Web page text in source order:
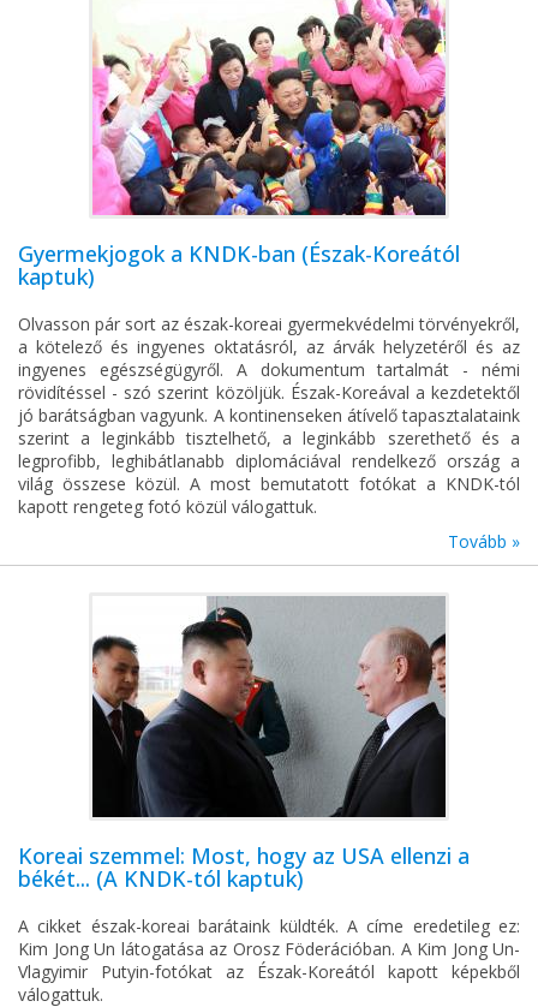
Gyermekjogok a KNDK-ban (Észak-Koreától
kaptuk)
Olvasson pár sort az észak-koreai gyermekvédelmi törvényekről,
a kötelező és ingyenes oktatásról, az árvák helyzetéről és az
ingyenes egészségügyről. A dokumentum tartalmát - némi
rövidítéssel - szó szerint közöljük. Észak-Koreával a kezdetektől
jó barátságban vagyunk. A kontinenseken átívelő tapasztalataink
szerint a leginkább tisztelhető, a leginkább szerethető és a
legprofibb, leghibátlanabb diplomáciával rendelkező ország a
világ összese közül. A most bemutatott fotókat a KNDK-tól
kapott rengeteg fotó közül válogattuk.
Tovább »
Koreai szemmel: Most, hogy az USA ellenzi a
békét... (A KNDK-tól kaptuk)
A cikket észak-koreai barátaink küldték. A címe eredetileg ez:
Kim Jong Un látogatása az Orosz Föderációban. A Kim Jong Un-
Vlagyimir Putyin-fotókat az Észak-Koreától kapott képekből
válogattuk.